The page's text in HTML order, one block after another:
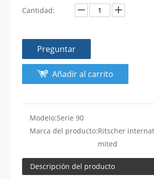
Cantidad:
Preguntar
Añadir al carrito
Modelo:Serie 90
Marca del producto:Ritscher
mited
Descripción del producto